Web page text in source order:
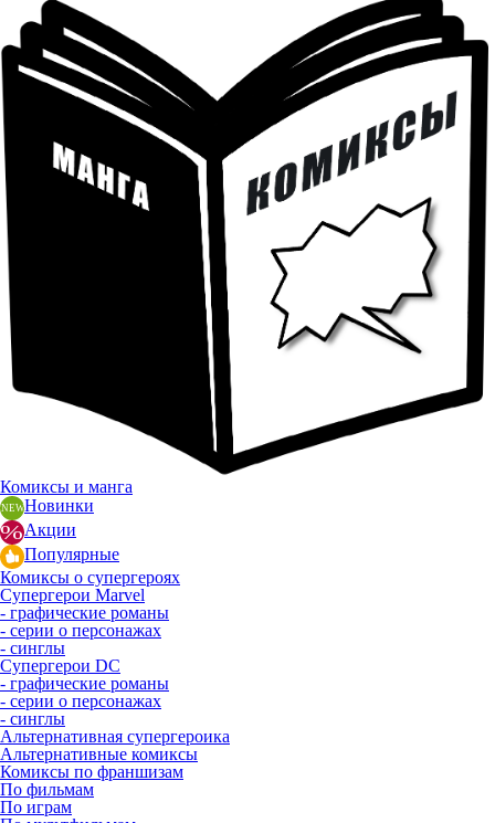
Комиксы и манга
Новинки
Акции
Популярные
Комиксы о супергероях
Супергерои Marvel
- графические романы
- серии о персонажах
- синглы
Супергерои DC
- графические романы
- серии о персонажах
- синглы
Альтернативная супергероика
Альтернативные комиксы
Комиксы по франшизам
По фильмам
По играм